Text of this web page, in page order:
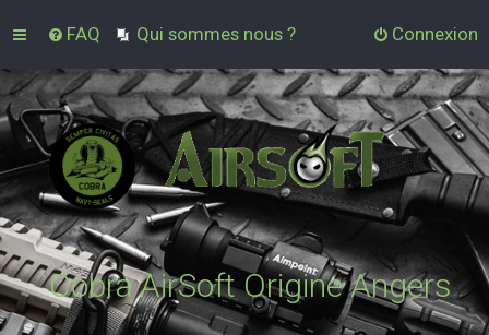
FAQ Qui sommes nous ? Connexion
Cobra AirSoft Origine Angers